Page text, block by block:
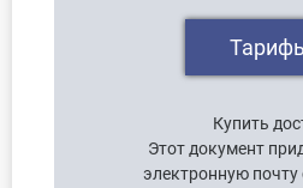
Купить
Этот документ
электронную почту